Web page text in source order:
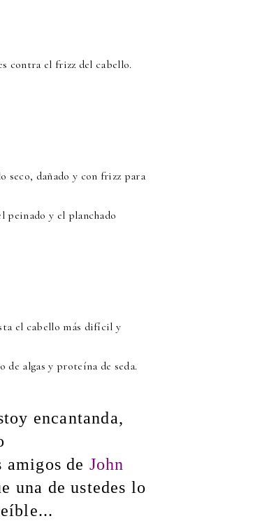
contra el frizz del cabello.
dañado y con frizz para
peinado y el planchado
el cabello más difícil y
algas y proteína de seda.
encantanda,
amigos de John
una de ustedes lo